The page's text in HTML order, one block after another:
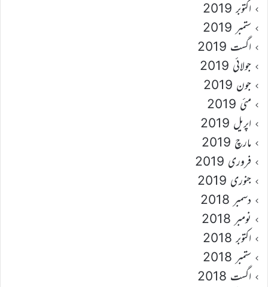
اکتوبر 2019
ستمبر 2019
اگست 2019
جولائی 2019
جون 2019
مئی 2019
اپریل 2019
مارچ 2019
فروری 2019
جنوری 2019
دسمبر 2018
نومبر 2018
اکتوبر 2018
ستمبر 2018
اگست 2018